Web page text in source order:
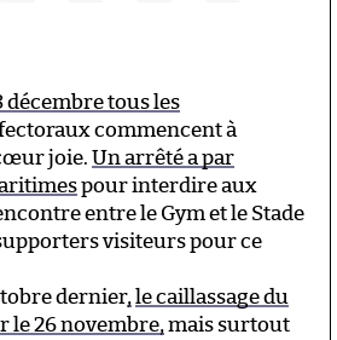
décembre tous les
commencent à
joie. Un arrêté a par
pour interdire aux
entre le Gym et le Stade
visiteurs pour ce
dernier, le caillassage du
le 26 novembre, mais surtout